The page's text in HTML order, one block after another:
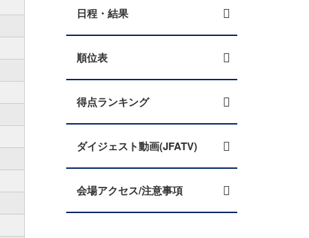
日程・結果
順位表
得点ランキング
ダイジェスト動画(JFATV)
会場アクセス/注意事項